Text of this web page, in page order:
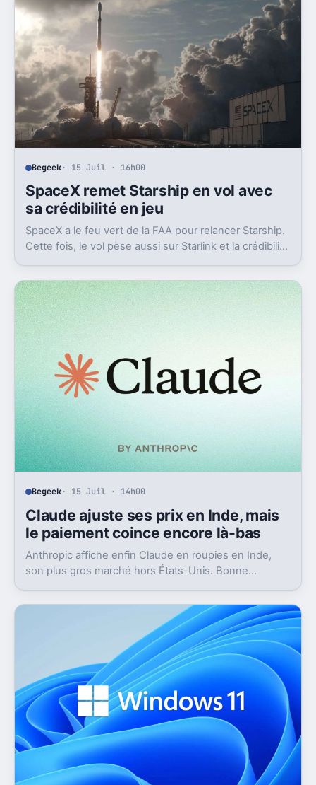
Begeek· 15 Juil · 16h00
SpaceX remet Starship en vol avec
sa crédibilité en jeu
SpaceX a le feu vert de la FAA pour relancer Starship.
Cette fois, le vol pèse aussi sur Starlink et la crédibilité
Begeek· 15 Juil · 14h00
Claude ajuste ses prix en Inde, mais
le paiement coince encore là-bas
Anthropic affiche enfin Claude en roupies en Inde,
son plus gros marché hors États-Unis. Bonne
abonnements.